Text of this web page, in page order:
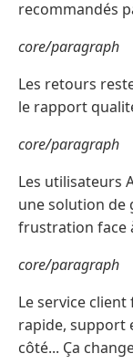
recommandés
core/paragraph
Les retours
le rapport
core/paragraph
Les utilisateurs
une solution de
frustration face
core/paragraph
Le service
rapide, support
côté... Ça